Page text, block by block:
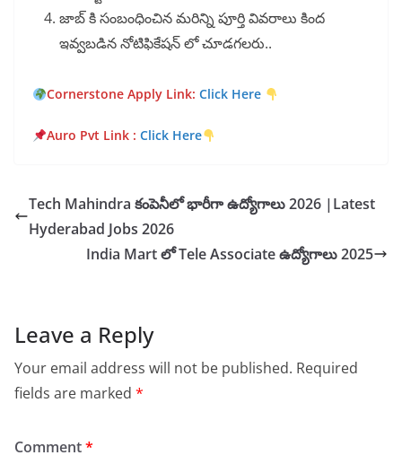
జాబ్ కి సంబంధించిన మరిన్ని పూర్తి వివరాలు కింద
ఇవ్వబడిన నోటిఫికేషన్ లో చూడగలరు..
Cornerstone Apply Link: Click Here
Auro Pvt Link : Click Here
Tech Mahindra కంపెనీలో భారీగా ఉద్యోగాలు 2026 |Latest
Hyderabad Jobs 2026
India Mart లో Tele Associate ఉద్యోగాలు 2025
Leave a Reply
Your email address will not be published. Required
fields are marked *
Comment*